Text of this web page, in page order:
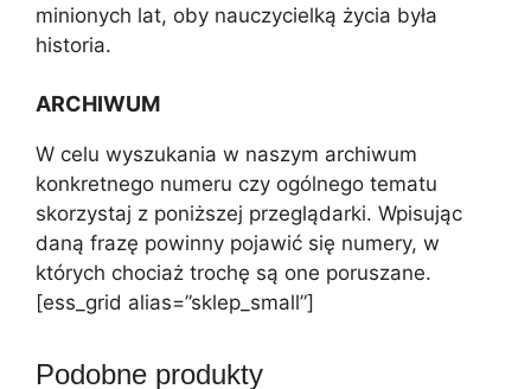
minionych lat, oby nauczycielką życia była
historia.
ARCHIWUM
W celu wyszukania w naszym archiwum
konkretnego numeru czy ogólnego tematu
skorzystaj z poniższej przeglądarki. Wpisując
daną frazę powinny pojawić się numery, w
których chociaż trochę są one poruszane.
[ess_grid alias=”sklep_small”]
Podobne produkty